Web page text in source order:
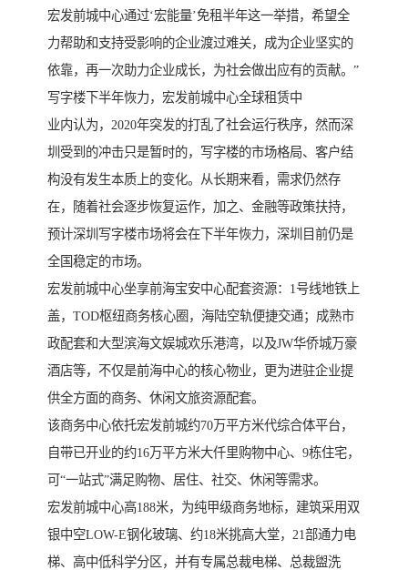
宏发前城中心通过‘宏能量’免租半年这一举措，希望全
力帮助和支持受影响的企业渡过难关，成为企业坚实的
依靠，再一次助力企业成长，为社会做出应有的贡献。”
写字楼下半年恢力，宏发前城中心全球租赁中
业内认为，2020年突发的打乱了社会运行秩序，然而深
圳受到的冲击只是暂时的，写字楼的市场格局、客户结
构没有发生本质上的变化。从长期来看，需求仍然存
在，随着社会逐步恢复运作，加之、金融等政策扶持，
预计深圳写字楼市场将会在下半年恢力，深圳目前仍是
全国稳定的市场。
宏发前城中心坐享前海宝安中心配套资源：1号线地铁上
盖，TOD枢纽商务核心圈，海陆空轨便捷交通；成熟市
政配套和大型滨海文娱城欢乐港湾，以及JW华侨城万豪
酒店等，不仅是前海中心的核心物业，更为进驻企业提
供全方面的商务、休闲文旅资源配套。
该商务中心依托宏发前城约70万平方米代综合体平台，
自带已开业的约16万平方米大仟里购物中心、9栋住宅，
可“一站式”满足购物、居住、社交、休闲等需求。
宏发前城中心高188米，为纯甲级商务地标，建筑采用双
银中空LOW-E钢化玻璃、约18米挑高大堂，21部通力电
梯、高中低科学分区，并有专属总裁电梯、总裁盥洗